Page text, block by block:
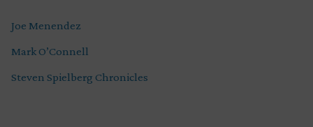
Joe Menendez
Mark O’Connell
Steven Spielberg Chronicles